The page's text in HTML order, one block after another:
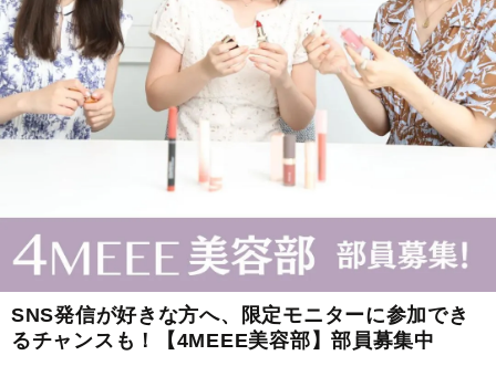
SNS発信が好きな方へ、限定モニターに参加でき
るチャンスも！【4MEEE美容部】部員募集中